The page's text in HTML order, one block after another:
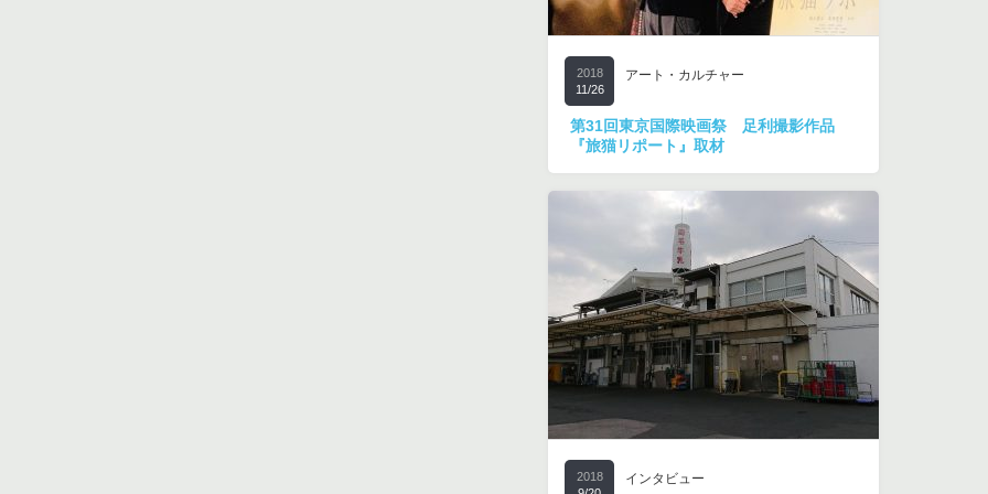
2018
11/26
アート・カルチャー
第31回東京国際映画祭 足利撮影作品
『旅猫リポート』取材
2018
インタビュー